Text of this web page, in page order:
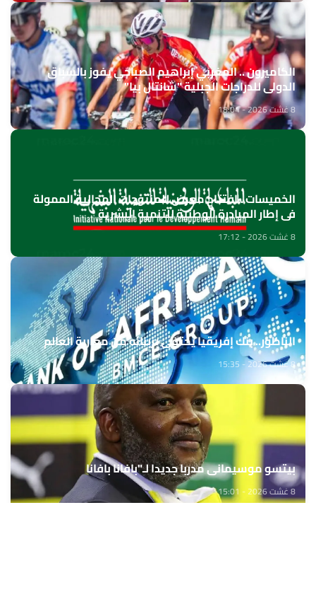
الكاميرون .. المغربي إبراهيم الصباحي يفوز بالسباق
الدولي للدراجات الجبلية "شانتال بيا"
8 غشت 2026 - 18:04
الخميسات ..افتتاح معرض للمنتوجات المجالية الممولة
في إطار المبادرة الوطنية للتنمية البشرية
8 غشت 2026 - 17:12
الناظور.. بنك إفريقيا يحتفي بزبنائه من مغاربة العالم
8 غشت 2026 - 15:35
بيتسو موسيماني مدربا جديدا لـ"بافانا بافانا
8 غشت 2026 - 15:01